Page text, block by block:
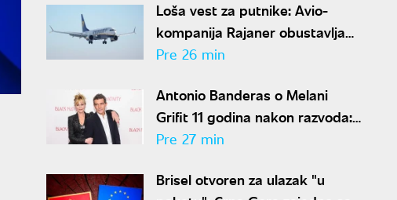
Loša vest za putnike: Avio-
kompanija Rajaner obustavlja
letove iz Niša, a ovo je razlog
Pre 26 min
Antonio Banderas o Melani
Grifit 11 godina nakon razvoda:
"Uvek se zabavljamo"
Pre 27 min
Brisel otvoren za ulazak "u